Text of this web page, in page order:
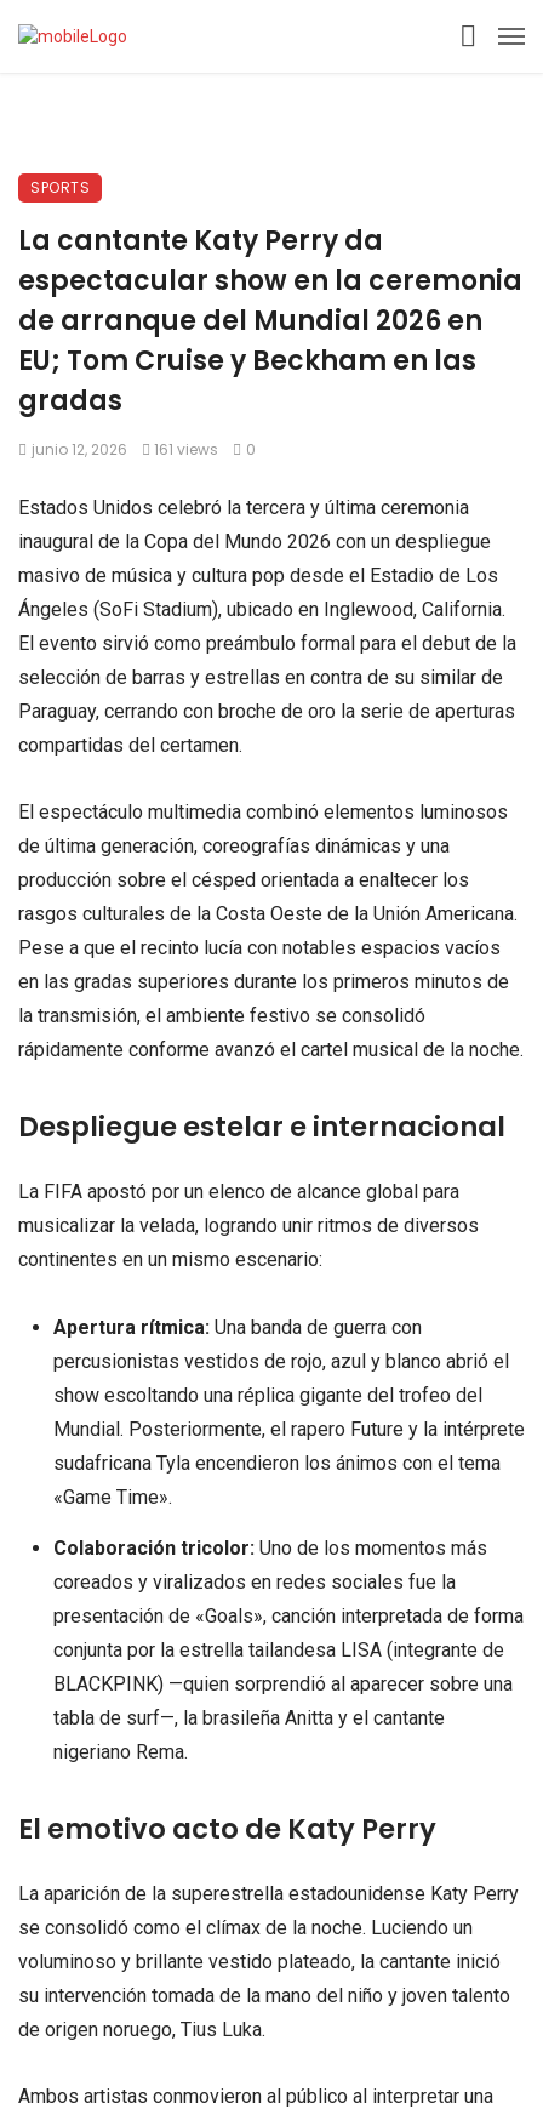
SPORTS
La cantante Katy Perry da
espectacular show en la ceremonia
de arranque del Mundial 2026 en
EU; Tom Cruise y Beckham en las
gradas
junio 12, 2026 161 views 0
Estados Unidos celebró la tercera y última ceremonia
inaugural de la Copa del Mundo 2026 con un despliegue
masivo de música y cultura pop desde el Estadio de Los
Ángeles (SoFi Stadium), ubicado en Inglewood, California.
El evento sirvió como preámbulo formal para el debut de la
selección de barras y estrellas en contra de su similar de
Paraguay, cerrando con broche de oro la serie de aperturas
compartidas del certamen.
El espectáculo multimedia combinó elementos luminosos
de última generación, coreografías dinámicas y una
producción sobre el césped orientada a enaltecer los
rasgos culturales de la Costa Oeste de la Unión Americana.
Pese a que el recinto lucía con notables espacios vacíos
en las gradas superiores durante los primeros minutos de
la transmisión, el ambiente festivo se consolidó
rápidamente conforme avanzó el cartel musical de la noche.
Despliegue estelar e internacional
La FIFA apostó por un elenco de alcance global para
musicalizar la velada, logrando unir ritmos de diversos
continentes en un mismo escenario:
Apertura rítmica:Una banda de guerra con
percusionistas vestidos de rojo, azul y blanco abrió el
show escoltando una réplica gigante del trofeo del
Mundial. Posteriormente, el rapero Future y la intérprete
sudafricana Tyla encendieron los ánimos con el tema
«Game Time».
Colaboración tricolor:Uno de los momentos más
coreados y viralizados en redes sociales fue la
presentación de «Goals», canción interpretada de forma
conjunta por la estrella tailandesa LISA (integrante de
BLACKPINK) —quien sorprendió al aparecer sobre una
tabla de surf—, la brasileña Anitta y el cantante
nigeriano Rema.
El emotivo acto de Katy Perry
La aparición de la superestrella estadounidense Katy Perry
se consolidó como el clímax de la noche. Luciendo un
voluminoso y brillante vestido plateado, la cantante inició
su intervención tomada de la mano del niño y joven talento
de origen noruego, Tius Luka.
Ambos artistas conmovieron al público al interpretar una